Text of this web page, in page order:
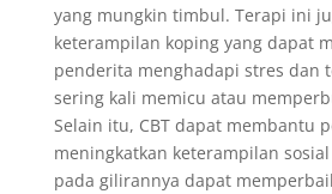
yang mungkin timbul. Terapi ini
keterampilan koping yang dapat
penderita menghadapi stres dan
sering kali memicu atau
Selain itu, CBT dapat membantu
meningkatkan keterampilan
pada gilirannya dapat